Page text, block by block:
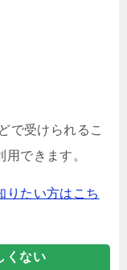
で受けられるこ
できます。
りたい方はこち
くない